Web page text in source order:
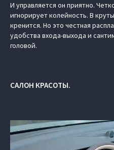
И управляется он приятно.
игнорирует колейность. В
кренится. Но это честная
удобства входа-выхода и
головой.
САЛОН КРАСОТЫ.